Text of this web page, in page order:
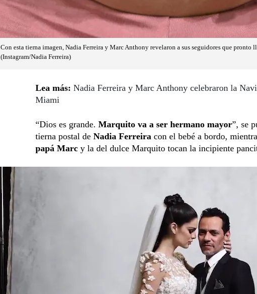
Con esta tierna imagen, Nadia Ferreira y Marc Anthony revelaron a sus seguidores que pronto
(Instagram/Nadia Ferreira)
Lea más: Nadia Ferreira y Marc Anthony celebraron la
Miami
“Dios es grande. Marquito va a ser hermano mayor”, se
tierna postal de Nadia Ferreira con el bebé a bordo,
papá Marc y la del dulce Marquito tocan la incipiente